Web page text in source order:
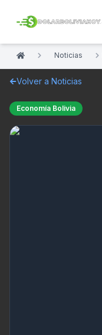
Noticias
Volver a Noticias
Economía Bolivia